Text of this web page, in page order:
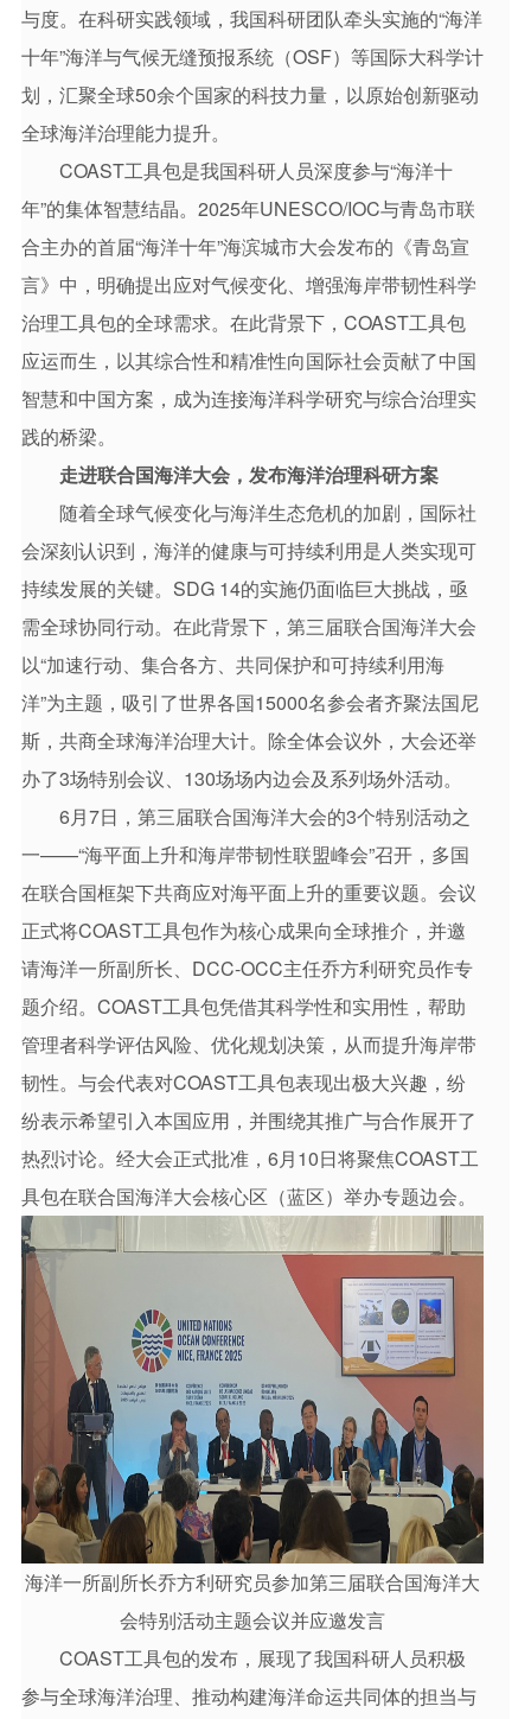
与度。在科研实践领域，我国科研团队牵头实施的“海洋
十年”海洋与气候无缝预报系统（OSF）等国际大科学计
划，汇聚全球50余个国家的科技力量，以原始创新驱动
全球海洋治理能力提升。
COAST工具包是我国科研人员深度参与“海洋十
年”的集体智慧结晶。2025年UNESCO/IOC与青岛市联
合主办的首届“海洋十年”海滨城市大会发布的《青岛宣
言》中，明确提出应对气候变化、增强海岸带韧性科学
治理工具包的全球需求。在此背景下，COAST工具包
应运而生，以其综合性和精准性向国际社会贡献了中国
智慧和中国方案，成为连接海洋科学研究与综合治理实
践的桥梁。
走进联合国海洋大会，发布海洋治理科研方案
随着全球气候变化与海洋生态危机的加剧，国际社
会深刻认识到，海洋的健康与可持续利用是人类实现可
持续发展的关键。SDG 14的实施仍面临巨大挑战，亟
需全球协同行动。在此背景下，第三届联合国海洋大会
以“加速行动、集合各方、共同保护和可持续利用海
洋”为主题，吸引了世界各国15000名参会者齐聚法国尼
斯，共商全球海洋治理大计。除全体会议外，大会还举
办了3场特别会议、130场场内边会及系列场外活动。
6月7日，第三届联合国海洋大会的3个特别活动之
一——“海平面上升和海岸带韧性联盟峰会”召开，多国
在联合国框架下共商应对海平面上升的重要议题。会议
正式将COAST工具包作为核心成果向全球推介，并邀
请海洋一所副所长、DCC-OCC主任乔方利研究员作专
题介绍。COAST工具包凭借其科学性和实用性，帮助
管理者科学评估风险、优化规划决策，从而提升海岸带
韧性。与会代表对COAST工具包表现出极大兴趣，纷
纷表示希望引入本国应用，并围绕其推广与合作展开了
热烈讨论。经大会正式批准，6月10日将聚焦COAST工
具包在联合国海洋大会核心区（蓝区）举办专题边会。
海洋一所副所长乔方利研究员参加第三届联合国海洋大
会特别活动主题会议并应邀发言
COAST工具包的发布，展现了我国科研人员积极
参与全球海洋治理、推动构建海洋命运共同体的担当与